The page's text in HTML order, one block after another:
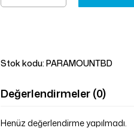
Stok kodu: PARAMOUNTBD
Değerlendirmeler (0)
Henüz değerlendirme yapılmadı.